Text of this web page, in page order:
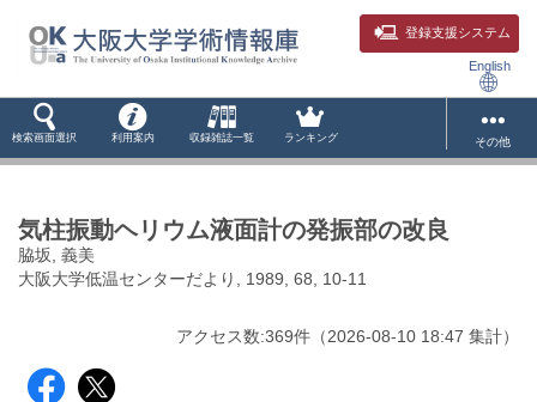
登録支援システム
English
検索画面選択 利用案内 収録雑誌一覧 ランキング その他
気柱振動ヘリウム液面計の発振部の改良
脇坂, 義美
大阪大学低温センターだより, 1989, 68, 10-11
アクセス数:369件 （2026-08-10 18:47 集計）